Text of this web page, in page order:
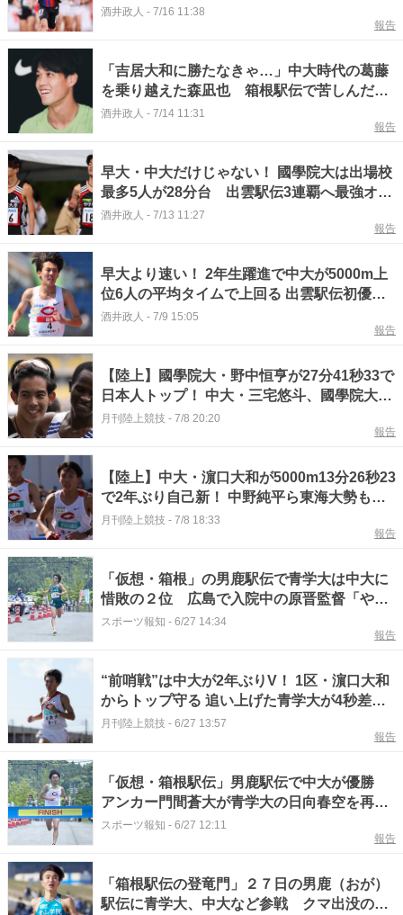
予想 #エキスパートトピ
酒井政人 - 7/16 11:38
報告
「吉居大和に勝たなきゃ…」中大時代の葛藤
を乗り越えた森凪也 箱根駅伝で苦しんだ男
が日本一になるまで
酒井政人 - 7/14 11:31
報告
早大・中大だけじゃない！ 國學院大は出場校
最多5人が28分台 出雲駅伝3連覇へ最強オー
ダーを予想 #エキスパートトピ
酒井政人 - 7/13 11:27
報告
早大より速い！ 2年生躍進で中大が5000m上
位6人の平均タイムで上回る 出雲駅伝初優勝
の戦略は？ #エキスパートトピ
酒井政人 - 7/9 15:05
報告
【陸上】國學院大・野中恒亨が27分41秒33で
日本人トップ！ 中大・三宅悠斗、國學院大・
髙石樹は自己新／ホクレンDC網走
月刊陸上競技 - 7/8 20:20
報告
【陸上】中大・濵口大和が5000m13分26秒23
で2年ぶり自己新！ 中野純平ら東海大勢も存
在感／ホクレンDC網走
月刊陸上競技 - 7/8 18:33
報告
「仮想・箱根」の男鹿駅伝で青学大は中大に
惜敗の２位 広島で入院中の原晋監督「やっ
ぱり駅伝は面白い」
スポーツ報知 - 6/27 14:34
報告
“前哨戦”は中大が2年ぶりV！ 1区・濵口大和
からトップ守る 追い上げた青学大が4秒差の2
位／全国男鹿駅伝
月刊陸上競技 - 6/27 13:57
報告
「仮想・箱根駅伝」男鹿駅伝で中大が優勝
アンカー門間蒼大が青学大の日向春空を再逆
転 心配されたクマ出没はなく開催
スポーツ報知 - 6/27 12:11
報告
「箱根駅伝の登竜門」２７日の男鹿（おが）
駅伝に青学大、中大など参戦 クマ出没の場